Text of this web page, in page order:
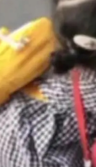
零拷贝
层基
网平将
通信组
现了一
），
的技术
部署，
多企业已
有云模
随着 AI
、组织
全性、
先是数据
景，公
需求。
求较...
年人工
智能在
赋能、
深信服
随着各行
形态逐
不只是
代下，
以及持
力网关
成本治
清、管
结
之一。
之一。
。 Jeff D
职。 他
Ghema
二十多
的共同
员，Se
这一轮
次补
杭州无